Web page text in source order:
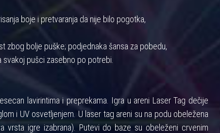
boje i pretvaranja da nije bilo pogotka,
zbog bolje puške; podjednaka šansa za pobedu,
pušci zasebno po potrebi.
lavirintima i preprekama. Igra u areni Laser Tag dečije
i UV osvetljenjem. U laser tag areni su na podu obeležena
vrsta igre izabrana). Putevi do baze su obeleženi crvenim